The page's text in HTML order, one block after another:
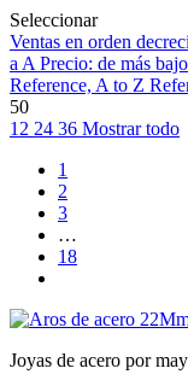
Seleccionar
Ventas en orden
a A Precio: de más
Reference, A to Z
50
12 24 36 Mostrar todo
1
2
3
…
18
Joyas de acero por